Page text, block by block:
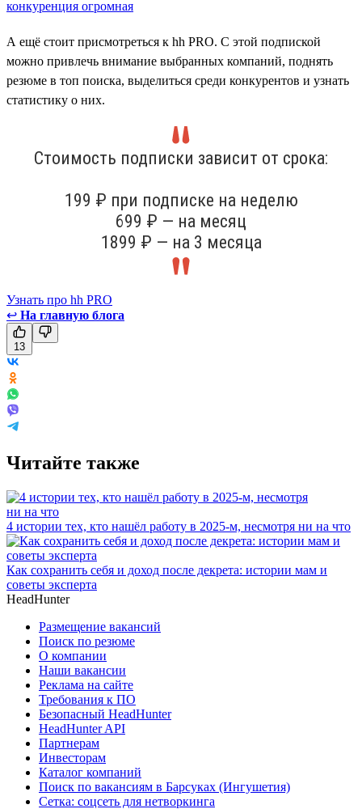
конкуренция огромная
А ещё стоит присмотреться к hh PRO. С этой подпиской
можно привлечь внимание выбранных компаний, поднять
резюме в топ поиска, выделиться среди конкурентов и узнать
статистику о них.
Стоимость подписки зависит от срока:
199 ₽ при подписке на неделю
699 ₽ — на месяц
1899 ₽ — на 3 месяца
Узнать про hh PRO
↩ На главную блога
13
Читайте также
4 истории тех, кто нашёл работу в 2025-м, несмотря ни на что
Как сохранить себя и доход после декрета: истории мам и
советы эксперта
HeadHunter
Размещение вакансий
Поиск по резюме
О компании
Наши вакансии
Реклама на сайте
Требования к ПО
Безопасный HeadHunter
HeadHunter API
Партнерам
Инвесторам
Каталог компаний
Поиск по вакансиям в Барсуках (Ингушетия)
Сетка: соцсеть для нетворкинга